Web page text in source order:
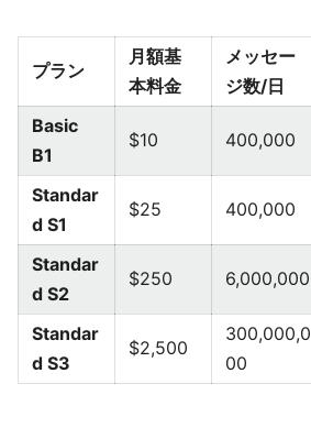
プラン
月額基
本料金
メッセー
ジ数/日
Basic
B1
$10 400,000
Standar
d S1
$25 400,000
Standar
d S2
$250 6,000,000
Standar
d S3
$2,500
300,000,0
00